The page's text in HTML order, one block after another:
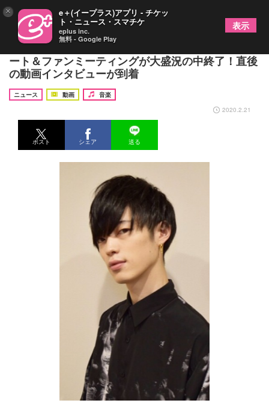
Youtube登録者数20万人突破「ふみ」ピアノコンサ
ート＆ファンミーティングが大盛況の中終了！直後
の動画インタビューが到着
ニュース 動画
音楽
2020.2.21
ポスト シェア 送る
× e＋(イープラス)アプリ - チケッ
ト・ニュース・スマチケ
eplus inc.
無料 - Google Play
表示